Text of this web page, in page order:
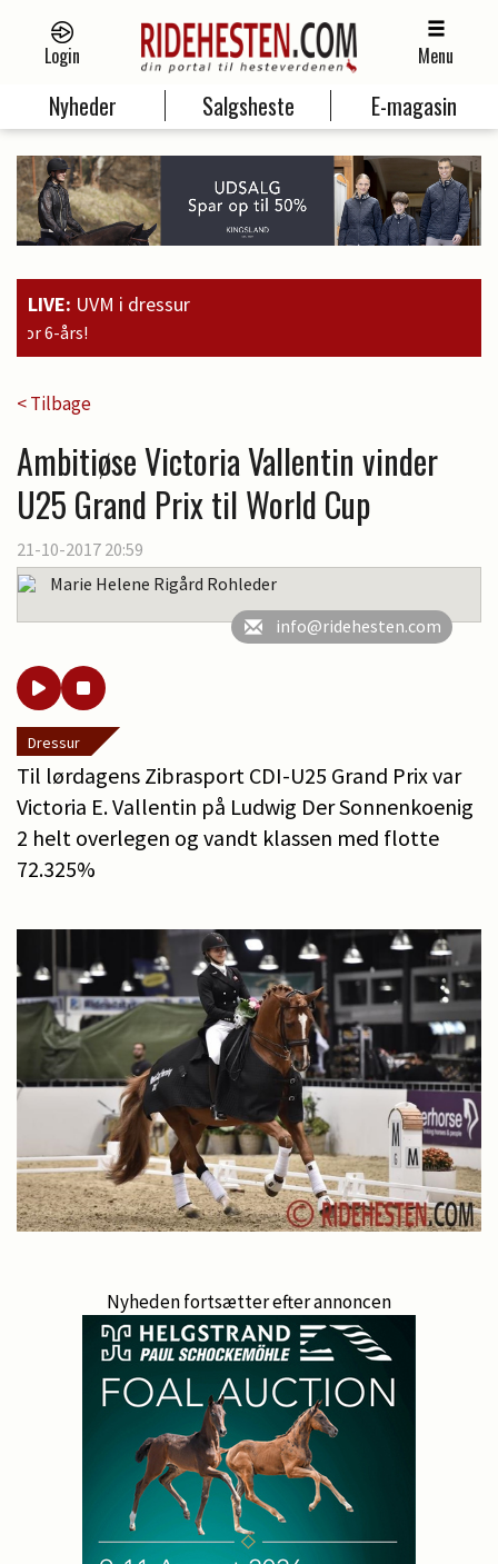
Login Menu
Nyheder Salgsheste E-magasin
LIVE: UVM i dressur
< Tilbage
Ambitiøse Victoria Vallentin vinder
U25 Grand Prix til World Cup
21-10-2017 20:59
Marie Helene Rigård Rohleder
info@ridehesten.com
Dressur
Til lørdagens Zibrasport CDI-U25 Grand Prix var
Victoria E. Vallentin på Ludwig Der Sonnenkoenig
2 helt overlegen og vandt klassen med flotte
72.325%
Nyheden fortsætter efter annoncen